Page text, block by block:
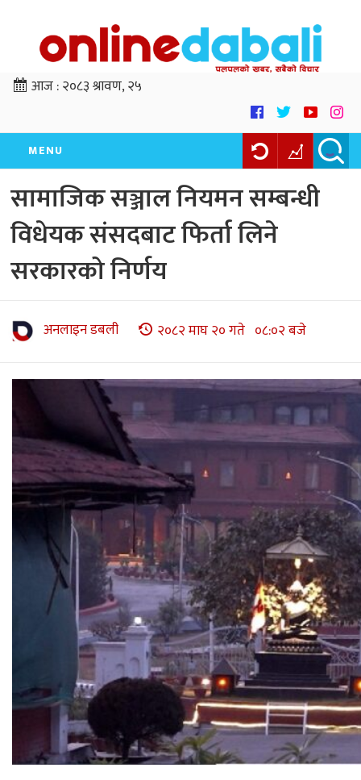
आज :२०८३ श्रावण, २५
MENU
सामाजिक सञ्जाल नियमन सम्बन्धी
विधेयक संसदबाट फिर्ता लिने
सरकारको निर्णय
अनलाइन डबली २०८२ माघ २० गते ०८:०२ बजे